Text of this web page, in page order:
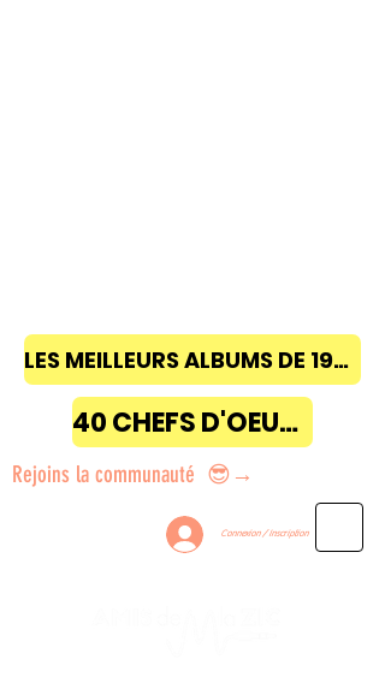
LES MEILLEURS ALBUMS DE 1968 à 2018
40 CHEFS D'OEUVRE
Rejoins la communauté 😎→
Connexion / Inscription